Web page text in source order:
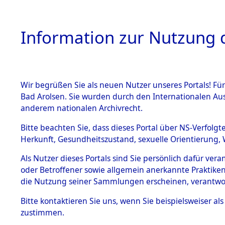
HOME
BESTÄNDE
Inhaftierungsdoku
mente
5. Verschiedenes
Todesmärsche
5.3.1 Alliierte
vorm
Leichen
Information zur Nutzung
Wir begrüßen Sie als neuen Nutzer unseres Portals!
Bad Arolsen. Sie wurden durch den Internationalen
anderem nationalen Archivrecht.
Bitte beachten Sie, dass dieses Portal über NS-
Herkunft, Gesundheitszustand, sexuelle
Als Nutzer dieses Portals sind Sie persönlich dafür
oder Betroffener sowie allgemein anerkannte
die Nutzung seiner Sammlungen erscheinen,
Bitte kontaktieren Sie uns, wenn Sie beispielsweiser
zustimmen.